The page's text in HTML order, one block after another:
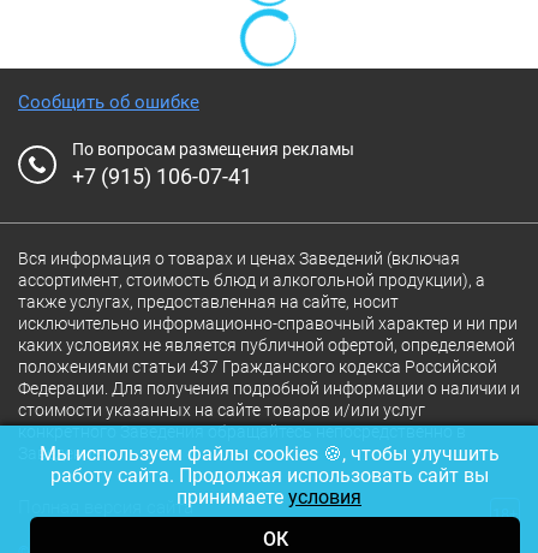
Сообщить об ошибке
По вопросам размещения рекламы
+7 (915) 106-07-41
Вся информация о товарах и ценах Заведений (включая
ассортимент, стоимость блюд и алкогольной продукции), а
также услугах, предоставленная на сайте, носит
исключительно информационно-справочный характер и ни при
каких условиях не является публичной офертой, определяемой
положениями статьи 437 Гражданского кодекса Российской
Федерации. Для получения подробной информации о наличии и
стоимости указанных на сайте товаров и/или услуг
конкретного Заведения обращайтесь непосредственно в
Заведение.
Полная версия сайта 18+
Мы используем файлы cookies 🍪, чтобы улучшить
работу сайта. Продолжая использовать сайт вы
принимаете условия
ОК